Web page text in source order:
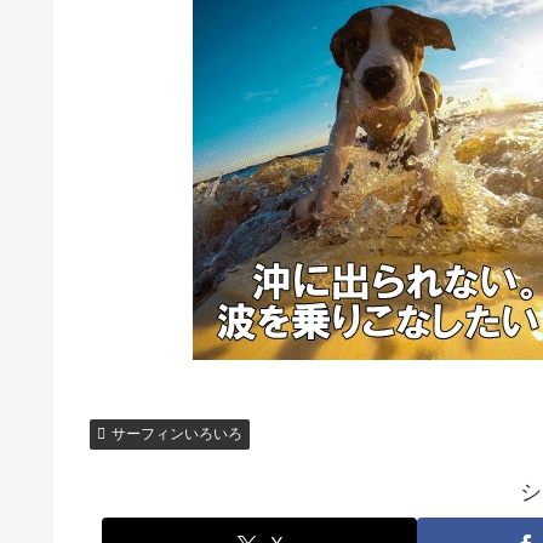
サーフィンいろいろ